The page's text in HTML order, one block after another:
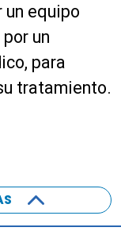
equipo
un
para
tratamiento.